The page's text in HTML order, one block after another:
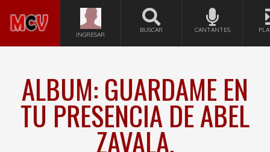
INGRESAR
BUSCAR CANTANTES
ALBUM: GUARDAME EN
TU PRESENCIA DE ABEL
ZAVALA.